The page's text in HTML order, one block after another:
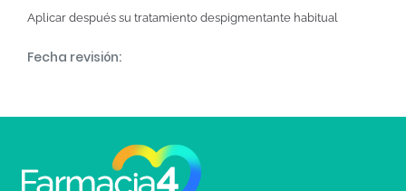
Aplicar después su tratamiento despigmentante habitual
Fecha revisión: